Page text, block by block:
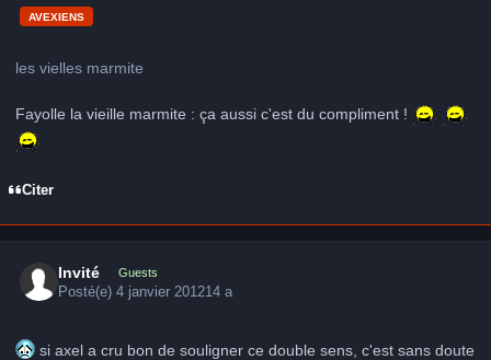
AVEXIENS
les vielles marmite
Fayolle la vieille marmite : ça aussi c'est du compliment !
Citer
Invité Guests
Posté(e)4 janvier 201214 a
si axel a cru bon de souligner ce double sens, c'est sans doute